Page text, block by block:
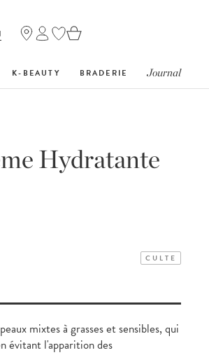
K-BEAUTY BRADERIE Journal
Hydratante
CULTE
mixtes à grasses et sensibles, qui
évitant l'apparition des